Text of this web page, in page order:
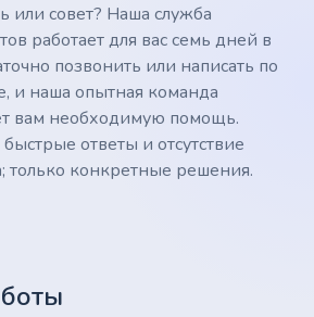
совет? Наша служба
работает для вас семь дней в
позвонить или написать по
и наша опытная команда
вам необходимую помощь.
ответы и отсутствие
только конкретные решения.